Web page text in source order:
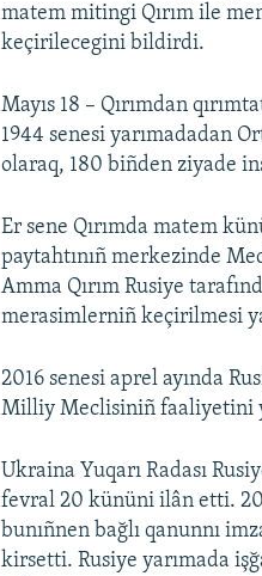
matem mitingi Qırım ile
keçirilecegini bildirdi.
Mayıs 18 – Qırımdan
1944 senesi yarımadadan
olaraq, 180 biñden ziyade
Er sene Qırımda matem
paytahtınıñ merkezinde
Amma Qırım Rusiye
merasimlerniñ keçirilmesi
2016 senesi aprel ayında
Milliy Meclisiniñ faaliyetini
Ukraina Yuqarı Radası
fevral 20 kününi ilân etti.
bunıñnen bağlı qanunnı
kirsetti. Rusiye yarımada